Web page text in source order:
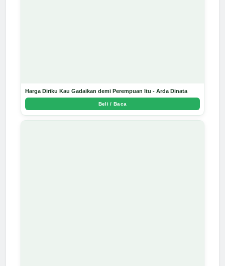
Harga Diriku Kau Gadaikan demi Perempuan Itu - Arda Dinata
Beli / Baca